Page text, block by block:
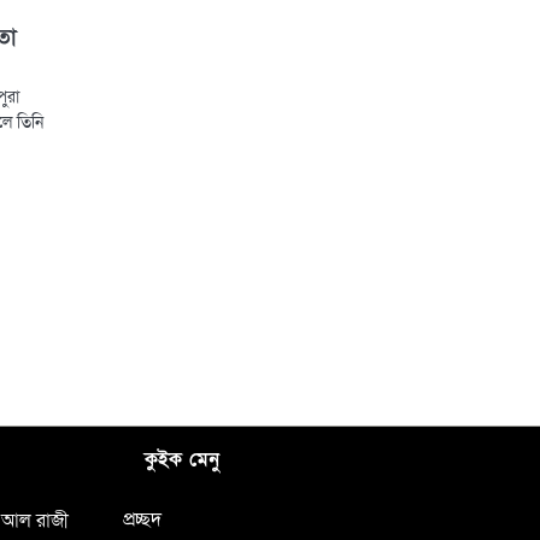
তিনি
রাজী
কুইক মেনু
প্রচ্ছদ